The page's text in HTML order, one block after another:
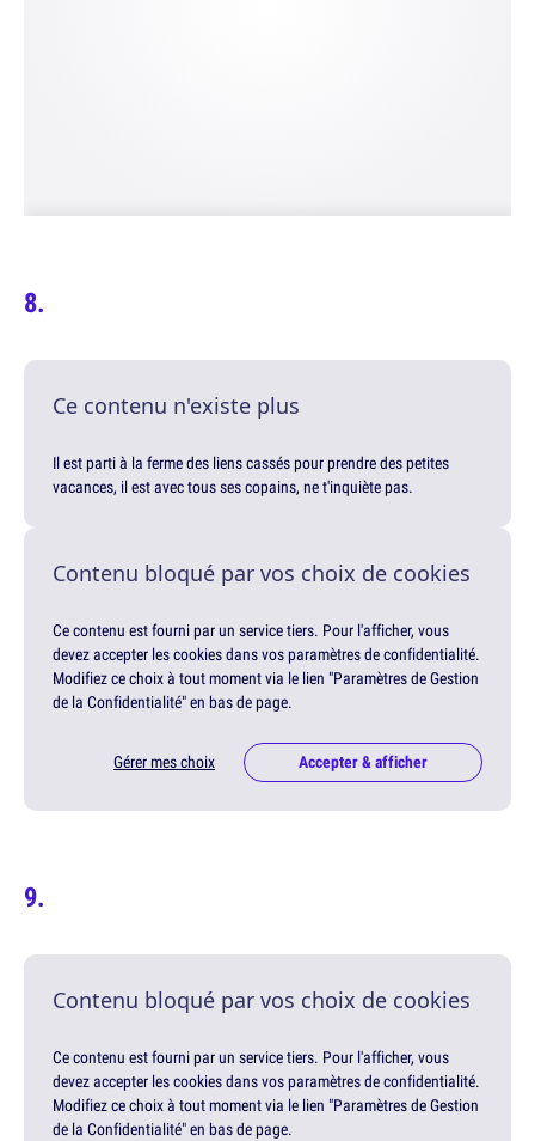
Ce contenu n'existe plus
Il est parti à la ferme des liens cassés pour prendre des petites
vacances, il est avec tous ses copains, ne t'inquiète pas.
Contenu bloqué par vos choix de cookies
Ce contenu est fourni par un service tiers. Pour l'afficher, vous
devez accepter les cookies dans vos paramètres de confidentialité.
Modifiez ce choix à tout moment via le lien "Paramètres de Gestion
de la Confidentialité" en bas de page.
Gérer mes choix Accepter & afficher
Contenu bloqué par vos choix de cookies
Ce contenu est fourni par un service tiers. Pour l'afficher, vous
devez accepter les cookies dans vos paramètres de confidentialité.
Modifiez ce choix à tout moment via le lien "Paramètres de Gestion
de la Confidentialité" en bas de page.